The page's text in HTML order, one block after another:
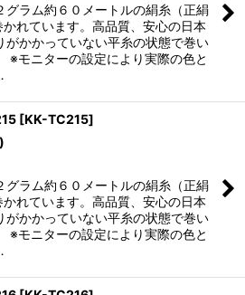
グラム約６０メートルの絹糸（正絹
れています。高品質、安心の日本
がかかっていない平糸の状態で巻い
※モニターの設定により実際の色と
[KK-TC215]
グラム約６０メートルの絹糸（正絹
れています。高品質、安心の日本
がかかっていない平糸の状態で巻い
※モニターの設定により実際の色と